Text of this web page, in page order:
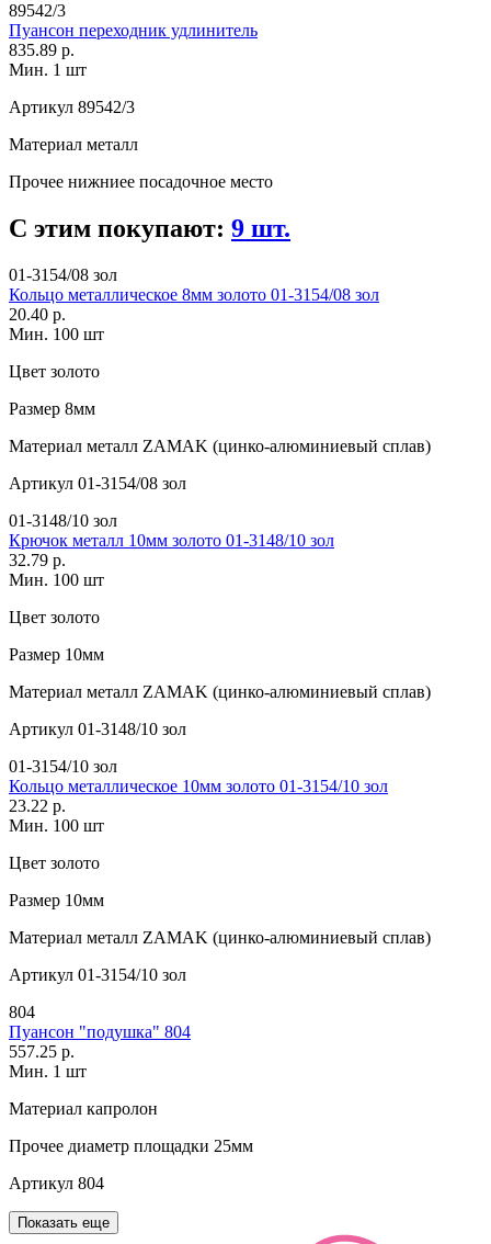
89542/3
Пуансон переходник удлинитель
835.89 р.
Мин. 1 шт
Артикул 89542/3
Материал металл
Прочее нижниее посадочное место
С этим покупают: 9 шт.
01-3154/08 зол
Кольцо металлическое 8мм золото 01-3154/08 зол
20.40 р.
Мин. 100 шт
Цвет золото
Размер 8мм
Материал металл ZAMAK (цинко-алюминиевый сплав)
Артикул 01-3154/08 зол
01-3148/10 зол
Крючок металл 10мм золото 01-3148/10 зол
32.79 р.
Мин. 100 шт
Цвет золото
Размер 10мм
Материал металл ZAMAK (цинко-алюминиевый сплав)
Артикул 01-3148/10 зол
01-3154/10 зол
Кольцо металлическое 10мм золото 01-3154/10 зол
23.22 р.
Мин. 100 шт
Цвет золото
Размер 10мм
Материал металл ZAMAK (цинко-алюминиевый сплав)
Артикул 01-3154/10 зол
804
Пуансон "подушка" 804
557.25 р.
Мин. 1 шт
Материал капролон
Прочее диаметр площадки 25мм
Артикул 804
Показать еще